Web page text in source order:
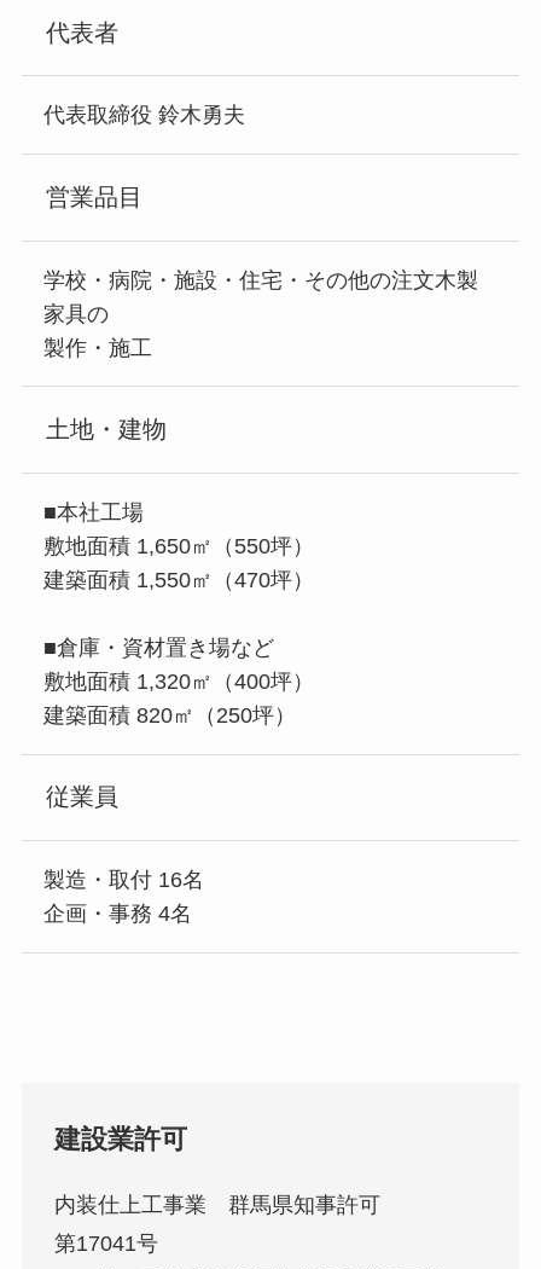
代表者
代表取締役 鈴木勇夫
営業品目
学校・病院・施設・住宅・その他の注文木製
家具の
製作・施工
土地・建物
■本社工場
敷地面積 1,650㎡（550坪）
建築面積 1,550㎡（470坪）
■倉庫・資材置き場など
敷地面積 1,320㎡（400坪）
建築面積 820㎡（250坪）
従業員
製造・取付 16名
企画・事務 4名
建設業許可
内装仕上工事業 群馬県知事許可
第17041号